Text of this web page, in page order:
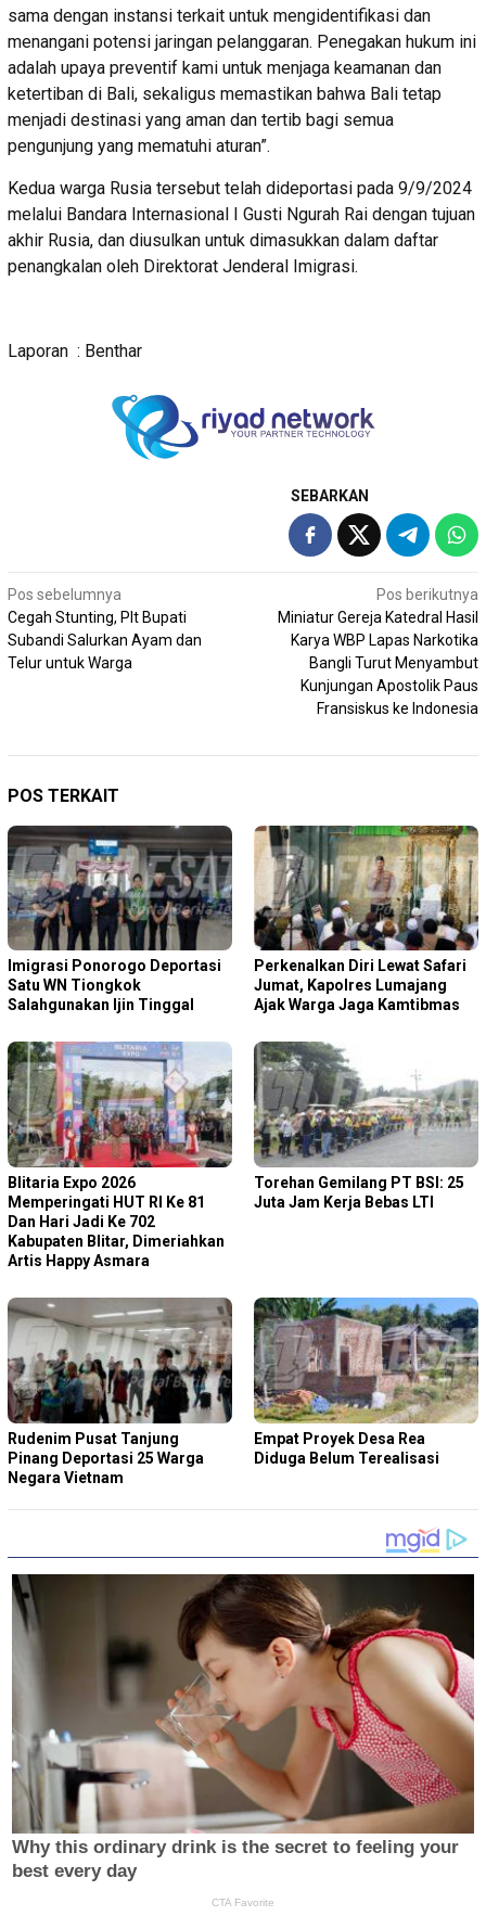
sama dengan instansi terkait untuk mengidentifikasi dan
menangani potensi jaringan pelanggaran. Penegakan hukum ini
adalah upaya preventif kami untuk menjaga keamanan dan
ketertiban di Bali, sekaligus memastikan bahwa Bali tetap
menjadi destinasi yang aman dan tertib bagi semua
pengunjung yang mematuhi aturan”.
Kedua warga Rusia tersebut telah dideportasi pada 9/9/2024
melalui Bandara Internasional I Gusti Ngurah Rai dengan tujuan
akhir Rusia, dan diusulkan untuk dimasukkan dalam daftar
penangkalan oleh Direktorat Jenderal Imigrasi.
Laporan : Benthar
SEBARKAN
Navigasi
pos
Pos sebelumnya
Cegah Stunting, Plt Bupati
Subandi Salurkan Ayam dan
Telur untuk Warga
Pos berikutnya
Miniatur Gereja Katedral Hasil
Karya WBP Lapas Narkotika
Bangli Turut Menyambut
Kunjungan Apostolik Paus
Fransiskus ke Indonesia
POS TERKAIT
Imigrasi Ponorogo Deportasi
Satu WN Tiongkok
Salahgunakan Ijin Tinggal
Perkenalkan Diri Lewat Safari
Jumat, Kapolres Lumajang
Ajak Warga Jaga Kamtibmas
Blitaria Expo 2026
Memperingati HUT RI Ke 81
Dan Hari Jadi Ke 702
Kabupaten Blitar, Dimeriahkan
Artis Happy Asmara
Torehan Gemilang PT BSI: 25
Juta Jam Kerja Bebas LTI
Rudenim Pusat Tanjung
Pinang Deportasi 25 Warga
Negara Vietnam
Empat Proyek Desa Rea
Diduga Belum Terealisasi